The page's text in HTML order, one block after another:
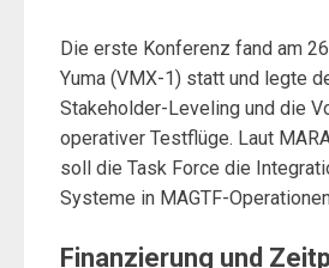
Die erste Konferenz fand am
Yuma (VMX-1) statt und legte
Stakeholder-Leveling und die
operativer Testflüge. Laut
soll die Task Force die
Systeme in MAGTF-
Finanzierung und